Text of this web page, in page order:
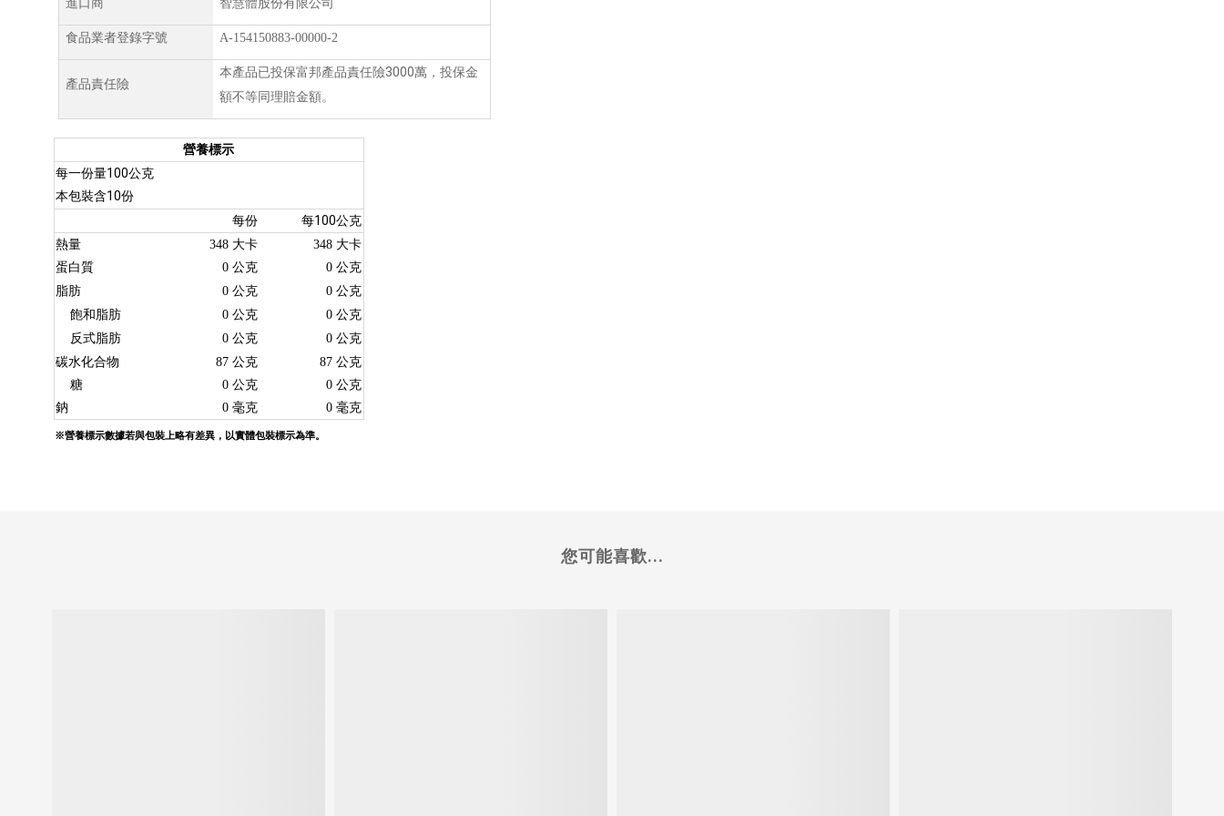
進口商 智慧體股份有限公司
食品業者登錄字號 A-154150883-00000-2
產品責任險
本產品已投保富邦產品責任險3000萬，投保金
額不等同理賠金額。
營養標示
每一份量100公克
本包裝含10份
每份
每100公克
熱量
348 大卡 348 大卡
蛋白質
0 公克 0 公克
脂肪
0 公克 0 公克
飽和脂肪
0 公克 0 公克
反式脂肪
0 公克 0 公克
碳水化合物
87 公克 87 公克
糖
0 公克 0 公克
鈉
0 毫克 0 毫克
※營養標示數據若與包裝上略有差異，以實體包裝標示為準。
您可能喜歡...